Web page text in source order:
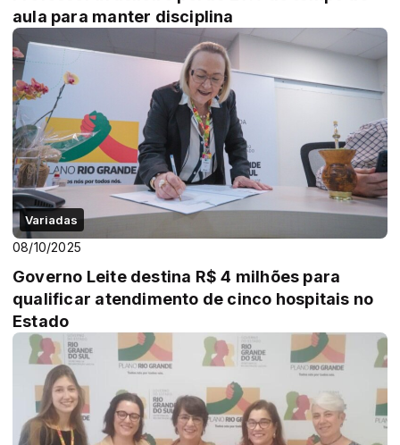
aula para manter disciplina
Variadas
08/10/2025
Governo Leite destina R$ 4 milhões para
qualificar atendimento de cinco hospitais no
Estado